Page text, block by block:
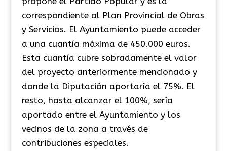
correspondiente al Plan Provincial de Obras
y Servicios. El Ayuntamiento puede acceder
a una cuantía máxima de 450.000 euros.
Esta cuantía cubre sobradamente el valor
del proyecto anteriormente mencionado y
donde la Diputación aportaría el 75%. El
resto, hasta alcanzar el 100%, sería
aportado entre el Ayuntamiento y los
vecinos de la zona a través de
contribuciones especiales.